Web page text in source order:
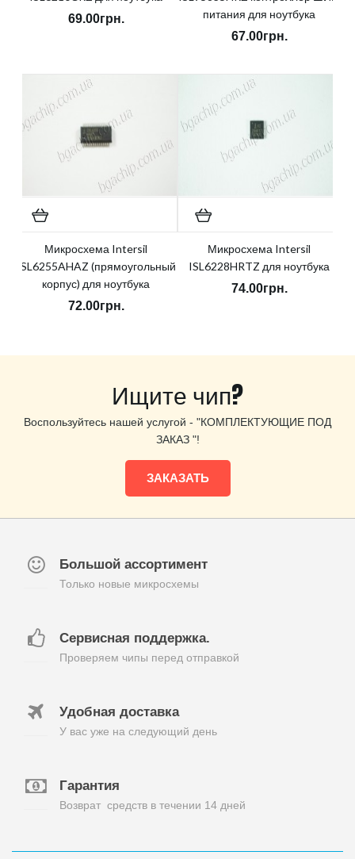
69.00грн.
питания для ноутбука
67.00грн.
Микросхема Intersil
ISL6255AHAZ (прямоугольный
корпус) для ноутбука
72.00грн.
Микросхема Intersil
ISL6228HRTZ для ноутбука
74.00грн.
Ищите чип?
Воспользуйтесь нашей услугой - "КОМПЛЕКТУЮЩИЕ ПОД
ЗАКАЗ "!
ЗАКАЗАТЬ
Большой ассортимент
Только новые микросхемы
Сервисная поддержка.
Проверяем чипы перед отправкой
Удобная доставка
У вас уже на следующий день
Гарантия
Возврат средств в течении 14 дней